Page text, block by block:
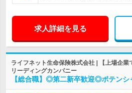
求人詳細を見る
ライフネット生命保険株式会社 | 【上場企
リーディングカンパニー
【総合職】◎第二新卒歓迎◎ポテン